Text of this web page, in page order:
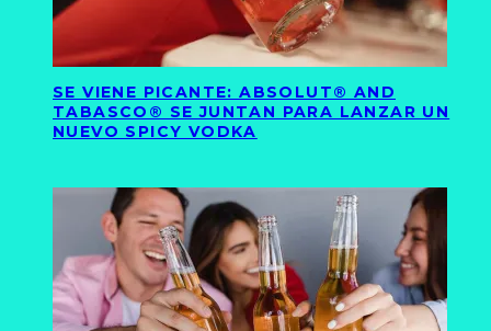
SE VIENE PICANTE: ABSOLUT® AND
TABASCO® SE JUNTAN PARA LANZAR UN
NUEVO SPICY VODKA